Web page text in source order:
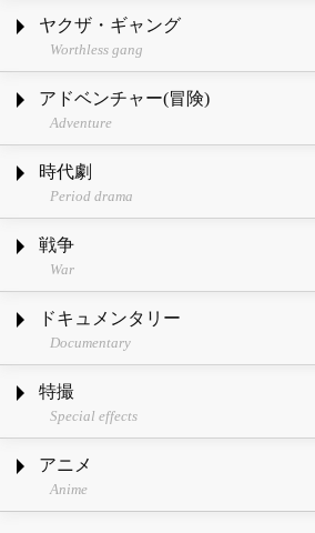
ヤクザ・ギャング
Worthless gang
アドベンチャー(冒険)
Adventure
時代劇
Period drama
戦争
War
ドキュメンタリー
Documentary
特撮
Special effects
アニメ
Anime